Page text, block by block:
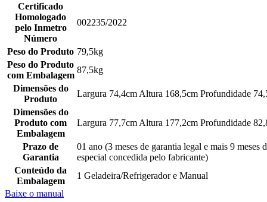
Certificado
Homologado
pelo Inmetro
Número
002235/2022
Peso do Produto 79,5kg
Peso do Produto
com Embalagem
87,5kg
Dimensões do
Produto
Largura 74,4cm Altura 168,5cm Profundidade
Dimensões do
Produto com
Embalagem
Largura 77,7cm Altura 177,2cm Profundidade
Prazo de
Garantia
01 ano (3 meses de garantia legal e mais 9 meses
especial concedida pelo fabricante)
Conteúdo da
Embalagem
1 Geladeira/Refrigerador e Manual
Baixe o manual